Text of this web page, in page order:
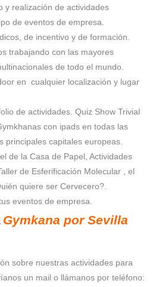
y realización de actividades
de eventos de empresa.
de incentivo y de formación.
trabajando con las mayores
de todo el mundo.
en cualquier localización y lugar
de actividades. Quiz Show Trivial
con ipads en todas las
principales capitales europeas.
de la Casa de Papel, Actividades
de Esferificación Molecular , el
quiere ser Cervecero?.
eventos de empresa.
Gymkana por Sevilla
sobre nuestras actividades para
un mail o llámanos por teléfono: